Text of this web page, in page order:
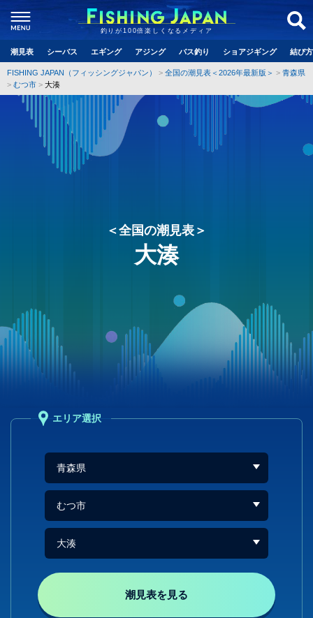
釣りが100倍楽しくなるメディア
潮見表 シーバス エギング アジング バス釣り ショアジギング 結び
FISHING JAPAN（フィッシングジャパン） 全国の潮見表＜2026年最新版＞
青森県
むつ市
大湊
＜全国の潮見表＞
大湊
エリア選択
潮見表を見る